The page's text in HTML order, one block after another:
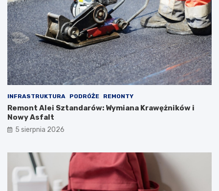
INFRASTRUKTURA PODRÓŻE REMONTY
Remont Alei Sztandarów: Wymiana Krawężników i
Nowy Asfalt
5 sierpnia 2026